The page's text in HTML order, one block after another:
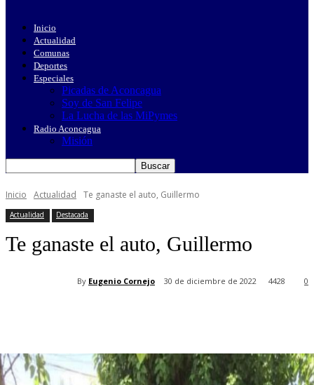
Inicio
Actualidad
Comunas
Deportes
Especiales
Picadas de Aconcagua
Soy de San Felipe
La Lucha de las MiPymes
Radio Aconcagua
Misión
Inicio Actualidad Te ganaste el auto, Guillermo
Actualidad Destacada
Te ganaste el auto, Guillermo
By Eugenio Cornejo 30 de diciembre de 2022 0
4428